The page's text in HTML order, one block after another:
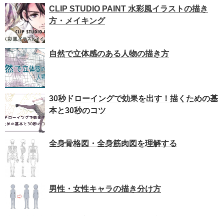
CLIP STUDIO PAINT 水彩風イラストの描き
方・メイキング
自然で立体感のある人物の描き方
30秒ドローイングで効果を出す！描くための基
本と30秒のコツ
全身骨格図・全身筋肉図を理解する
男性・女性キャラの描き分け方